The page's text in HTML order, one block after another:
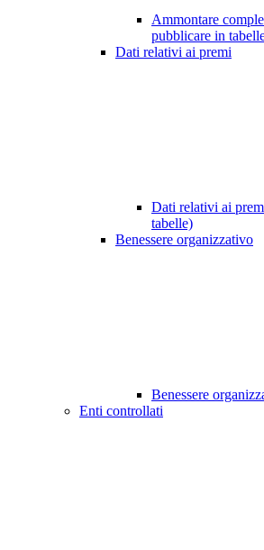
Ammontare
pubblicare in
Dati relativi ai premi
Dati relativi ai
tabelle)
Benessere organizzativo
Benessere
Enti controllati